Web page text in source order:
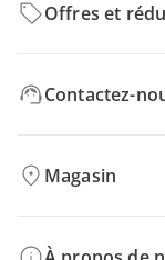
Offres et
Contactez-
Magasin